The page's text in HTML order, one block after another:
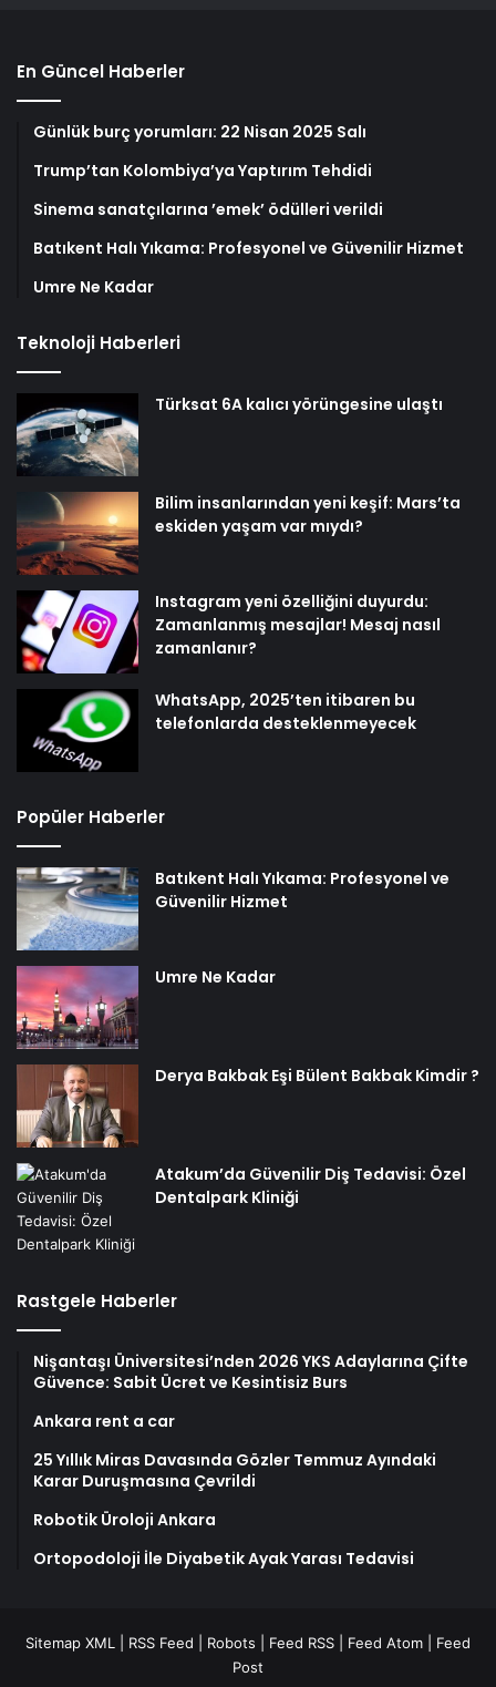
En Güncel Haberler
Günlük burç yorumları: 22 Nisan 2025 Salı
Trump’tan Kolombiya’ya Yaptırım Tehdidi
Sinema sanatçılarına ’emek’ ödülleri verildi
Batıkent Halı Yıkama: Profesyonel ve Güvenilir Hizmet
Umre Ne Kadar
Teknoloji Haberleri
Türksat 6A kalıcı yörüngesine ulaştı
Bilim insanlarından yeni keşif: Mars’ta
eskiden yaşam var mıydı?
Instagram yeni özelliğini duyurdu:
Zamanlanmış mesajlar! Mesaj nasıl
zamanlanır?
WhatsApp, 2025’ten itibaren bu
telefonlarda desteklenmeyecek
Popüler Haberler
Batıkent Halı Yıkama: Profesyonel ve
Güvenilir Hizmet
Umre Ne Kadar
Derya Bakbak Eşi Bülent Bakbak Kimdir ?
Atakum’da Güvenilir Diş Tedavisi: Özel
Dentalpark Kliniği
Rastgele Haberler
Nişantaşı Üniversitesi’nden 2026 YKS Adaylarına Çifte
Güvence: Sabit Ücret ve Kesintisiz Burs
Ankara rent a car
25 Yıllık Miras Davasında Gözler Temmuz Ayındaki
Karar Duruşmasına Çevrildi
Robotik Üroloji Ankara
Ortopodoloji İle Diyabetik Ayak Yarası Tedavisi
Sitemap XML RSS Feed Robots Feed RSS Feed Atom
Feed
Post